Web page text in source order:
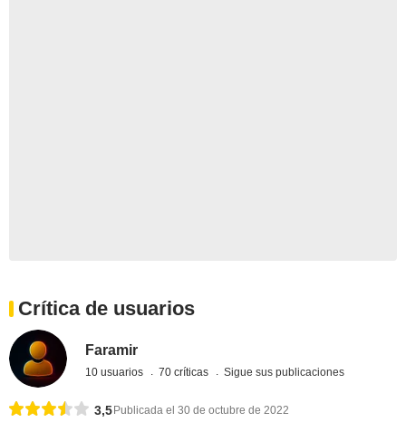
Crítica de usuarios
Faramir
10 usuarios 70 críticas Sigue sus publicaciones
3,5 Publicada el 30 de octubre de 2022